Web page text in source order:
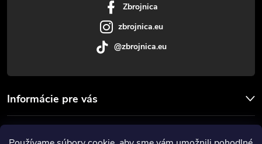
Informácie pre vás
Zbrojnica
zbrojnica.eu
@zbrojnica.eu